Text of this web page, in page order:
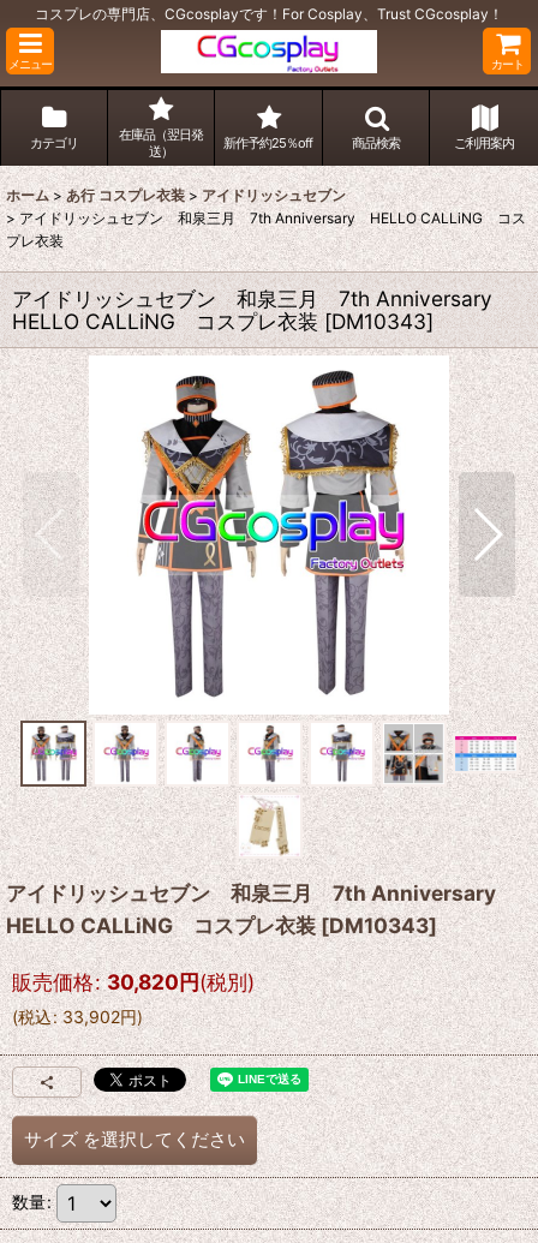
コスプレの専門店、CGcosplayです！For Cosplay、Trust CGcosplay！
メニュー カート
カテゴリ
在庫品（翌日発
送）
新作予約25％off 商品検索 ご利用案内
ホーム > あ行 コスプレ衣装 > アイドリッシュセブン
> アイドリッシュセブン 和泉三月 7th Anniversary HELLO CALLiNG コス
プレ衣装
アイドリッシュセブン 和泉三月 7th Anniversary
HELLO CALLiNG コスプレ衣装 [DM10343]
アイドリッシュセブン 和泉三月 7th Anniversary
HELLO CALLiNG コスプレ衣装[DM10343]
販売価格: 30,820円(税別)
(税込: 33,902円)
サイズ を選択してください
数量: